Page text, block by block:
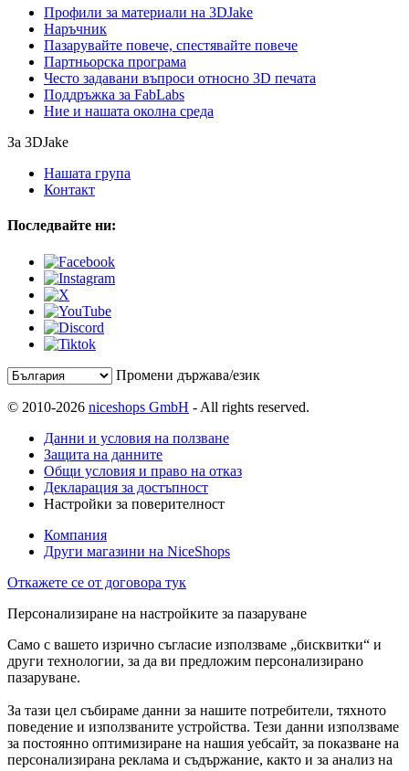
Профили за материали на 3DJake
Наръчник
Пазарувайте повече, спестявайте повече
Партньорска програма
Често задавани въпроси относно 3D печата
Поддръжка за FabLabs
Ние и нашата околна среда
За 3DJake
Нашата група
Контакт
Последвайте ни:
Промени държава/език
© 2010-2026 niceshops GmbH - All rights reserved.
Данни и условия на ползване
Защита на данните
Общи условия и право на отказ
Декларация за достъпност
Настройки за поверителност
Компания
Други магазини на NiceShops
Откажете се от договора тук
Персонализиране на настройките за пазаруване
Само с вашето изрично съгласие използваме „бисквитки“ и
други технологии, за да ви предложим персонализирано
пазаруване.
За тази цел събираме данни за нашите потребители, тяхното
поведение и използваните устройства. Тези данни използваме
за постоянно оптимизиране на нашия уебсайт, за показване на
персонализирана реклама и съдържание, както и за анализ на